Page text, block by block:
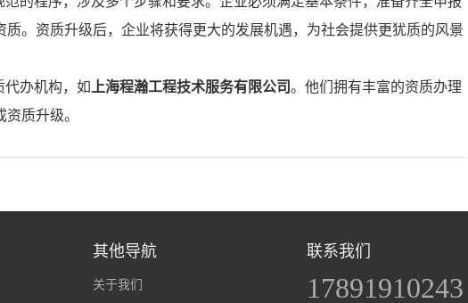
。资质升级后，企业将获得更大的发展机遇，为社会提供更犹质的风景
办机构，如 上海程瀚工程技术服务有限公司。他们拥有丰富的资质办理
质升级。
其他导航
关于我们
联系我们
17891910243